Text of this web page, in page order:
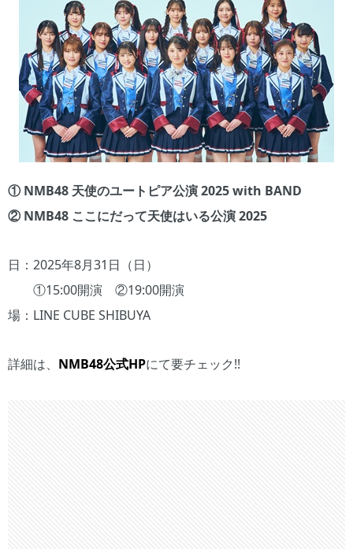
① NMB48 天使のユートピア公演 2025 with BAND
② NMB48 ここにだって天使はいる公演 2025
日：2025年8月31日（日）
①15:00開演 ②19:00開演
場：LINE CUBE SHIBUYA
詳細は、 NMB48公式HPにて要チェック!!